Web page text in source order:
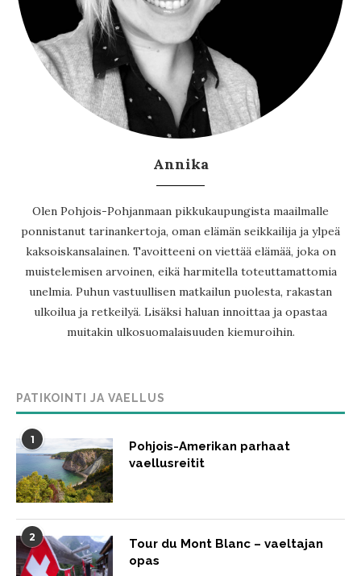
Annika
Olen Pohjois-Pohjanmaan pikkukaupungista maailmalle
ponnistanut tarinankertoja, oman elämän seikkailija ja ylpeä
kaksoiskansalainen. Tavoitteeni on viettää elämää, joka on
muistelemisen arvoinen, eikä harmitella toteuttamattomia
unelmia. Puhun vastuullisen matkailun puolesta, rakastan
ulkoilua ja retkeilyä. Lisäksi haluan innoittaa ja opastaa
muitakin ulkosuomalaisuuden kiemuroihin.
PATIKOINTI JA VAELLUS
1
Pohjois-Amerikan parhaat
vaellusreitit
2
Tour du Mont Blanc – vaeltajan
opas